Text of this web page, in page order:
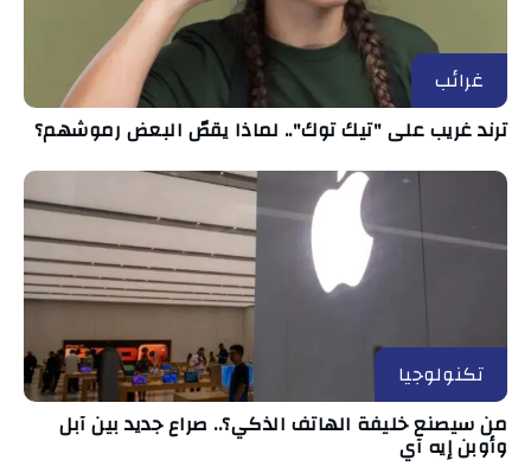
غرائب
ترند غريب على "تيك توك".. لماذا يقصّ البعض رموشهم؟
تكنولوجيا
من سيصنع خليفة الهاتف الذكي؟.. صراع جديد بين آبل
وأوبن إيه آي